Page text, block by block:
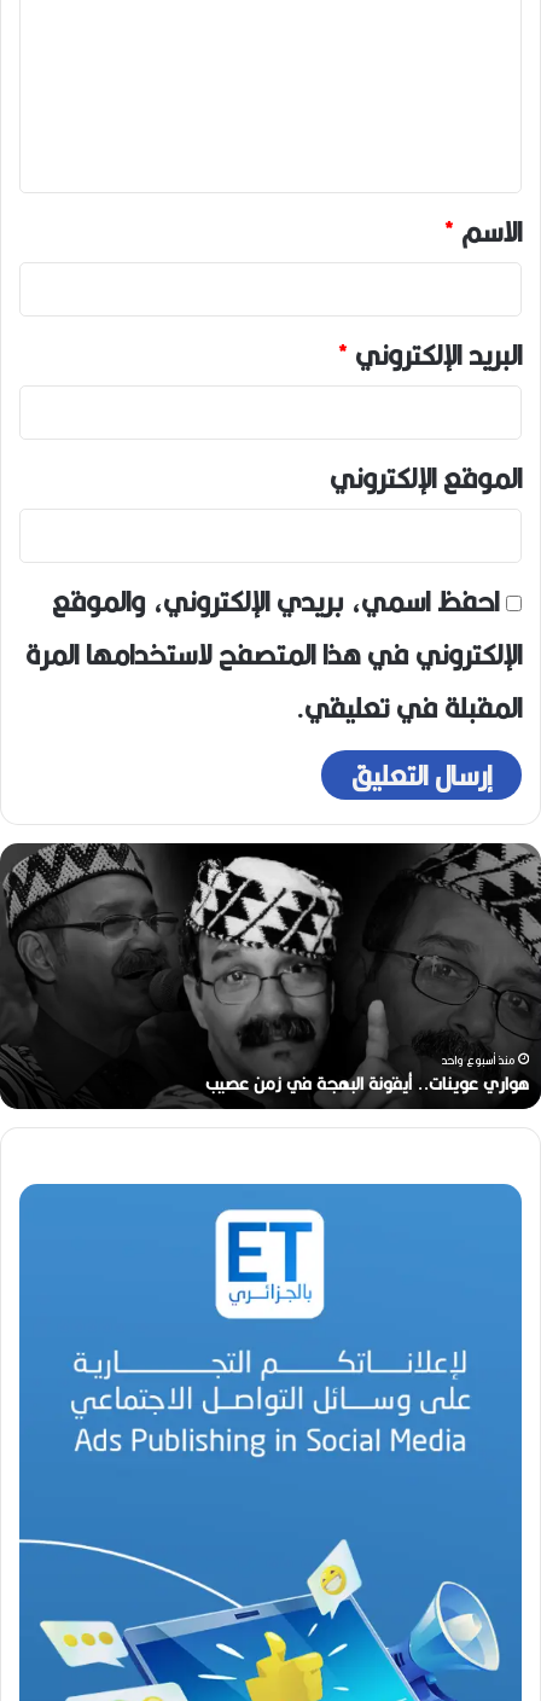
ق
*
الاسم*
البريد الإلكتروني*
الموقع الإلكتروني
احفظ اسمي، بريدي الإلكتروني، والموقع
الإلكتروني في هذا المتصفح لاستخدامها المرة
المقبلة في تعليقي.
ر
ح
ي
ل
ا
ل
م
خ
ر
ج
ا
ل
د
د
م
ا
ح
(
1
منذ أسبوعين
رحيل المخرج القدير محمد الأمين مرباح (1946-2026)